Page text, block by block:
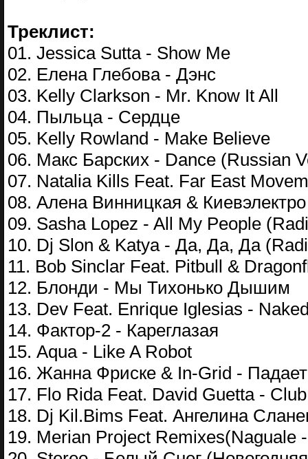
Треклист:
01. Jessica Sutta - Show Me
02. Елена Глебова - Дэнс
03. Kelly Clarkson - Mr. Know It All
04. Пыльца - Сердце
05. Kelly Rowland - Make Believe
06. Макс Барских - Dance (Russian
07. Natalia Kills Feat. Far East
08. Алена Винницкая &
09. Sasha Lopez - All My People
10. Dj Slon & Katya - Да, Да, Да
11. Bob Sinclar Feat. Pitbull &
12. Блонди - Мы Тихонько Дышим
13. Dev Feat. Enrique Iglesias -
14. Фактор-2 - Кареглазая
15. Aqua - Like A Robot
16. Жанна Фриске & In-Grid -
17. Flo Rida Feat. David Guetta -
18. Dj Kil.Bims Feat. Ангелина
19. Merian Project Remixes(Naguale